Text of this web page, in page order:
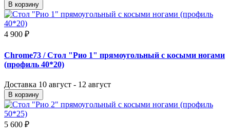
В корзину
4 900 ₽
Chrome73 / Стол "Рио 1" прямоугольный с косыми ногами
(профиль 40*20)
Доставка 10 август - 12 август
В корзину
5 600 ₽